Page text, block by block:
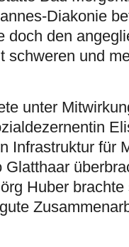
Diakonie
den
schweren und
unter
Infrastruktur für
Huber